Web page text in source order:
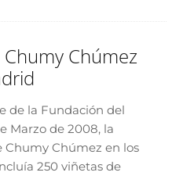
Chúmez
de la Fundación del
Marzo de 2008, la
Chumy Chúmez en los
250 viñetas de